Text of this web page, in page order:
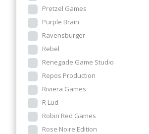
Pretzel Games
Purple Brain
Ravensburger
Rebel
Renegade Game Studio
Repos Production
Riviera Games
R Lud
Robin Red Games
Rose Noire Edition